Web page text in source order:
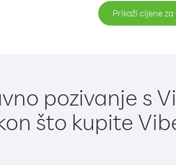
Prikaži cijene
pozivanje s
što kupite